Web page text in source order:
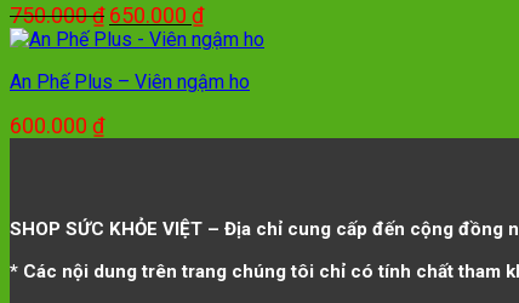
750.000₫ Giá
gốc
750.000 ₫.
650.000 ₫Giá
hiện
là:
An Phế Plus – Viên ngậm ho
600.000 ₫
SHOP SỨC KHỎE VIỆT – Địa chỉ cung cấp đến cộng
* Các nội dung trên trang chúng tôi chỉ có tính chất tham